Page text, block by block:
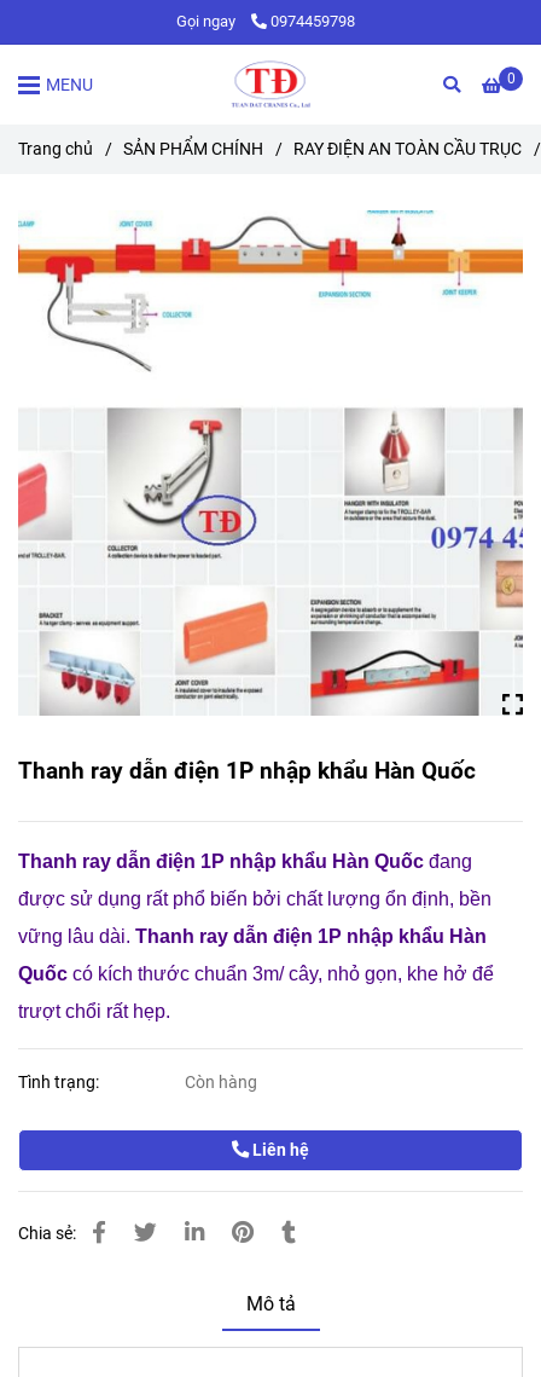
Gọi ngay 0974459798
0
MENU
Trang chủ / SẢN PHẨM CHÍNH / RAY ĐIỆN AN TOÀN CẦU TRỤC /
Thanh ray dẫn điện 1P nhập khẩu Hàn Quốc
Thanh ray dẫn điện 1P nhập khẩu Hàn Quốc đang
được sử dụng rất phổ biến bởi chất lượng ổn định, bền
vững lâu dài. Thanh ray dẫn điện 1P nhập khẩu Hàn
Quốc có kích thước chuẩn 3m/ cây, nhỏ gọn, khe hở để
trượt chổi rất hẹp.
Tình trạng: Còn hàng
Liên hệ
Chia sẻ:
Mô tả